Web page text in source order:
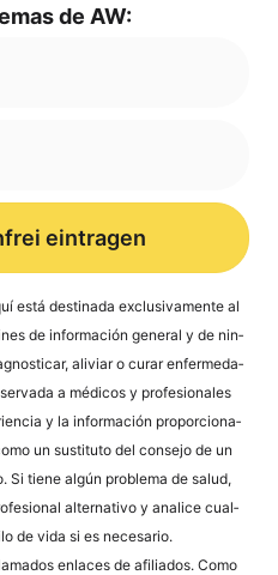
de AW:
eintragen
está desti­na­da exclu­si­v­a­men­te al
de infor­mación gene­ral y de nin­
ali­vi­ar o curar enfer­me­da­
a méd­icos y pro­fe­sio­na­les
y la infor­mación pro­por­cio­na­
un susti­tu­to del con­se­jo de un
Si tiene algún pro­ble­ma de salud,
alter­na­tivo y ana­li­ce cual­
de vida si es necesario.
enlaces de afi­lia­dos. Como